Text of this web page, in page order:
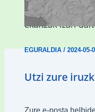
Asteburuan 25
ekaitzak izan
EGURALDIA/2024-05-
Utzi zure
Zure e-posta